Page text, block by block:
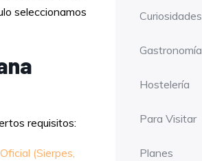
seleccionamos
requisitos:
(Sierpes,
Curiosidades
Gastronomía
Hostelería
Para Visitar
Planes